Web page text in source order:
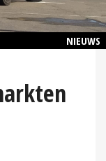
NIEUWS